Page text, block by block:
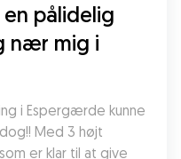
pålidelig
nær mig i
i Espergærde kunne
Med 3 højt
er klar til at give